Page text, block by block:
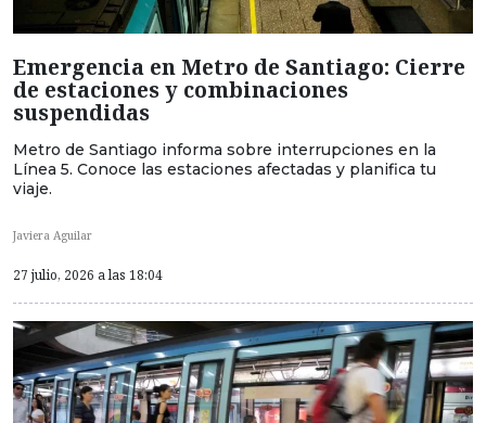
Emergencia en Metro de Santiago: Cierre
de estaciones y combinaciones
suspendidas
Metro de Santiago informa sobre interrupciones en la
Línea 5. Conoce las estaciones afectadas y planifica tu
viaje.
Javiera Aguilar
27 julio, 2026 a las 18:04